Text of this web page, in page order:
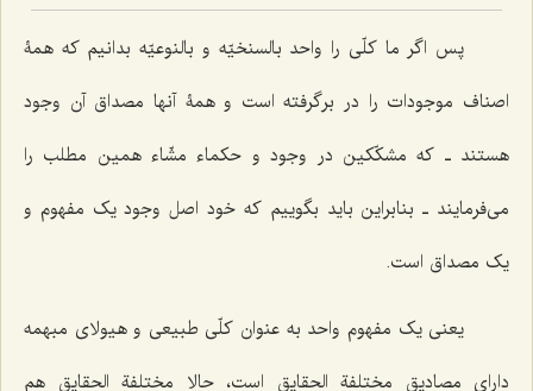
پس اگر ما کلّی را واحد بالسنخیّه و بالنوعیّه بدانیم که همۀ
اصناف موجودات را در برگرفته است و همۀ آنها مصداق آن وجود
هستند ـ که مشکّکین در وجود و حکماء مشّاء همین مطلب را
می‌فرمایند ـ بنابراین باید بگوییم که خود اصل وجود یک مفهوم و
یک مصداق است.
یعنی یک مفهوم واحد به عنوان کلّی طبیعی و هیولای مبهمه
دارای مصادیق مختلفة الحقایق است، حالا مختلفة الحقایق هم